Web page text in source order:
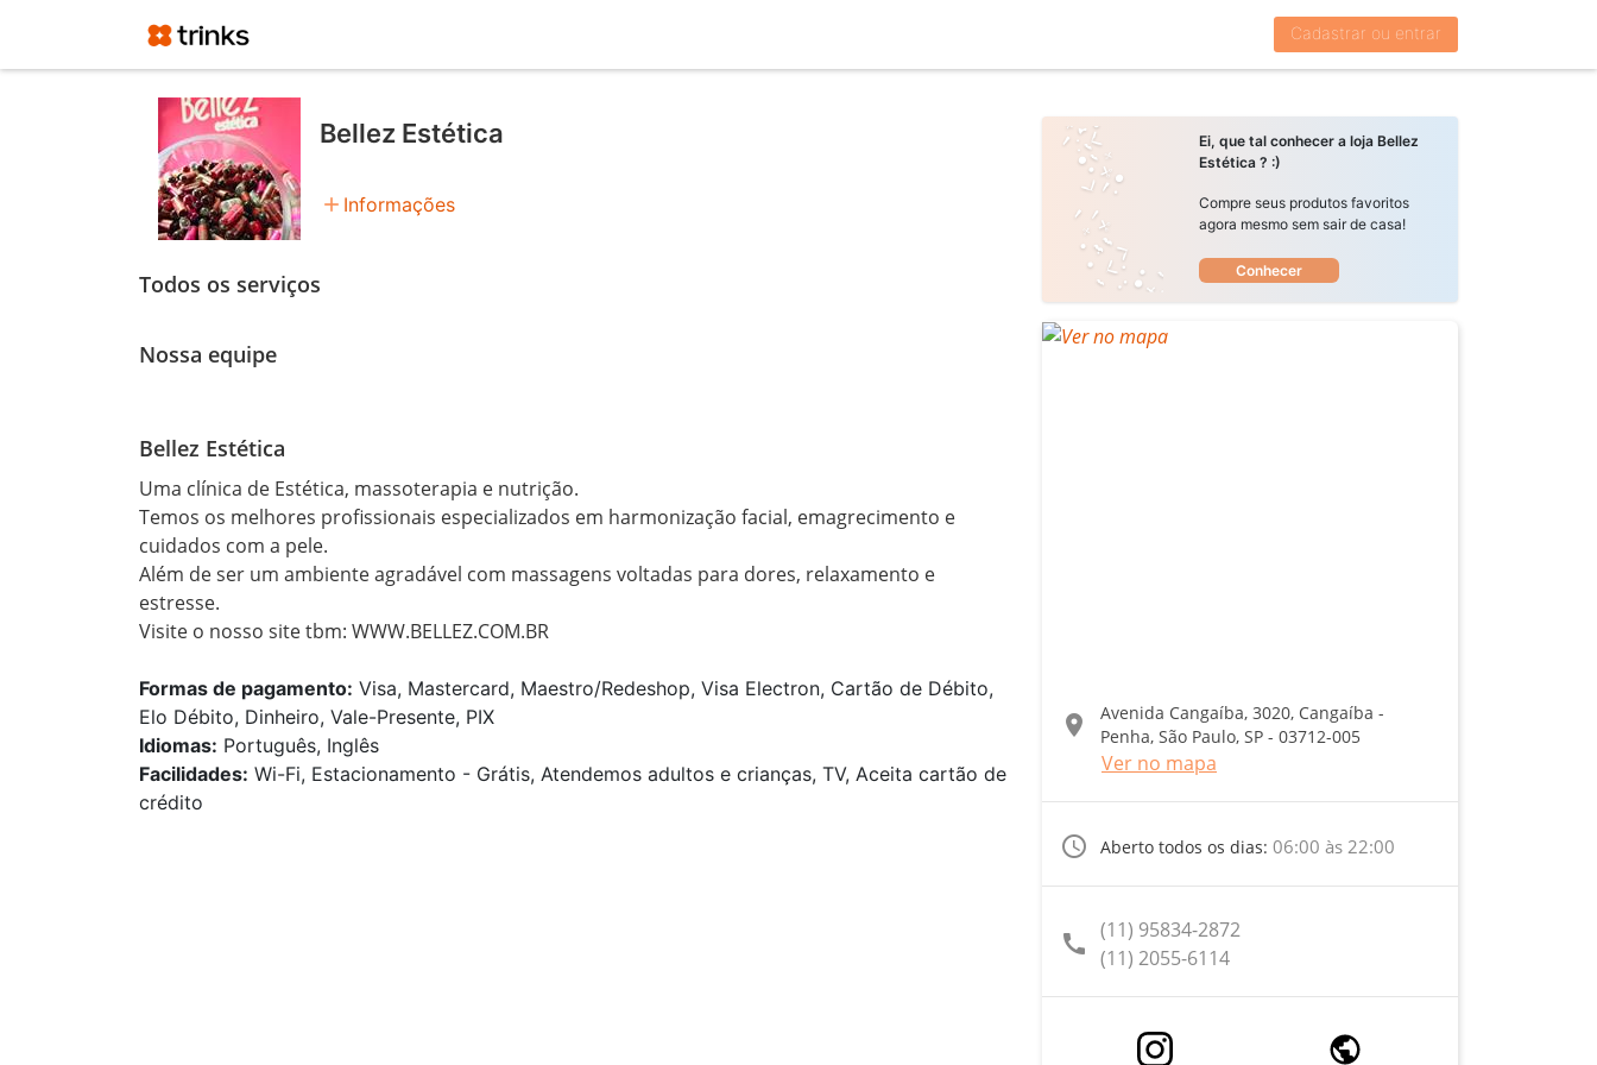
Cadastrar ou entrar
Bellez Estética
add Informações
Todos os serviços
Nossa equipe
Bellez Estética
Uma clínica de Estética, massoterapia e nutrição.
Temos os melhores profissionais especializados em harmonização facial, emagrecimento e
cuidados com a pele.
Além de ser um ambiente agradável com massagens voltadas para dores, relaxamento e
estresse.
Visite o nosso site tbm: WWW.BELLEZ.COM.BR
Formas de pagamento: Visa, Mastercard, Maestro/Redeshop, Visa Electron, Cartão de Débito,
Elo Débito, Dinheiro, Vale-Presente, PIX
Idiomas: Português, Inglês
Facilidades: Wi-Fi, Estacionamento - Grátis, Atendemos adultos e crianças, TV, Aceita cartão de
crédito
Ei, que tal conhecer a loja Bellez
Estética ? :)
Compre seus produtos favoritos
agora mesmo sem sair de casa!
Conhecer
location_on
Avenida Cangaíba, 3020, Cangaíba -
Penha, São Paulo, SP - 03712-005
Ver no mapa
access_time Aberto todos os dias: 06:00 às 22:00
call (11) 95834-2872
(11) 2055-6114